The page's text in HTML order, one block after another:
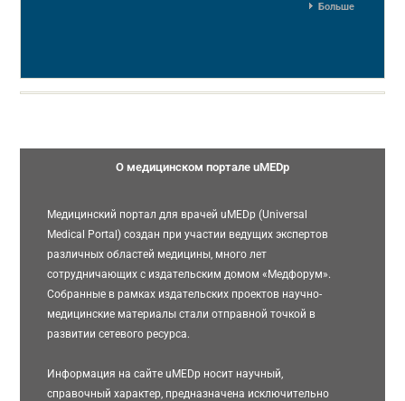
Больше
О медицинском портале uMEDp
Медицинский портал для врачей uMEDp (Universal
Medical Portal) создан при участии ведущих экспертов
различных областей медицины, много лет
сотрудничающих с издательским домом «Медфорум».
Собранные в рамках издательских проектов научно-
медицинские материалы стали отправной точкой в
развитии сетевого ресурса.
Информация на сайте uMEDp носит научный,
справочный характер, предназначена исключительно